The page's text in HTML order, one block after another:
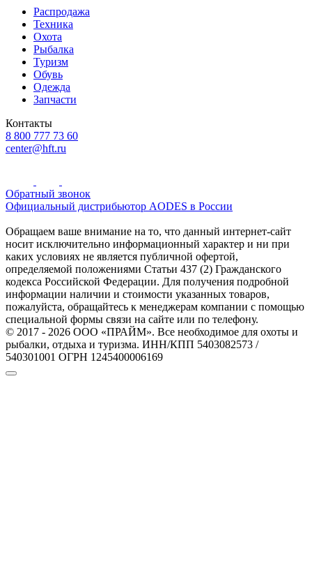
Распродажа
Техника
Охота
Рыбалка
Туризм
Обувь
Одежда
Запчасти
Контакты
8 800 777 73 60
center@hft.ru
Обратный звонок
Официальный дистрибьютор AODES в России
Обращаем ваше внимание на то, что данный интернет-сайт
носит исключительно информационный характер и ни при
каких условиях не является публичной офертой,
определяемой положениями Статьи 437 (2) Гражданского
кодекса Российской Федерации. Для получения подробной
информации наличии и стоимости указанных товаров,
пожалуйста, обращайтесь к менеджерам компании с помощью
специальной формы связи на сайте или по телефону.
© 2017 - 2026 ООО «ПРАЙМ». Все необходимое для охоты и
рыбалки, отдыха и туризма. ИНН/КПП 5403082573 /
540301001 ОГРН 1245400006169